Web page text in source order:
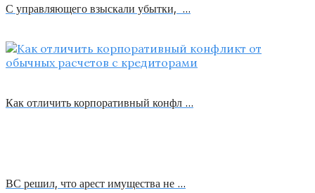
С управляющего взыскали убытки, …
Как отличить корпоративный конфл …
ВС решил, что арест имущества не …